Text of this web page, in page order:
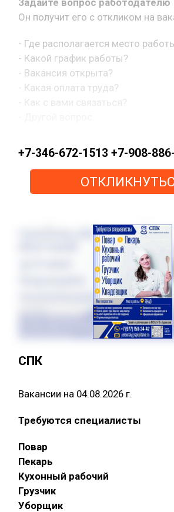
Задайте вопрос работодателю
Он получит его с откликом на
- Где располагается место
- Какой график работы?
- Вакансия открыта?
- Какая оплата труда?
+7-346-672-1513 +7-908-
СПК
Вакансии на 04.08.2026 г.
Требуются специалисты
Повар
Пекарь
Кухонный рабочий
Грузчик
Уборщик